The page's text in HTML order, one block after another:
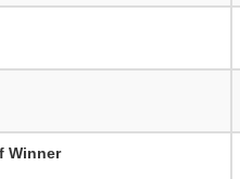
Winner